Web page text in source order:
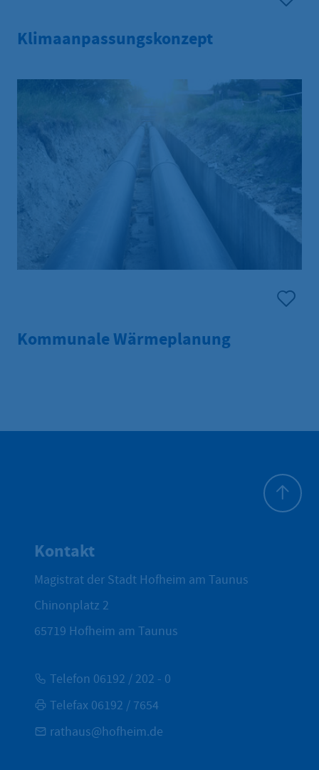
Klimaanpassungskonzept
Kommunale Wärmeplanung
Kontakt
Magistrat der Stadt Hofheim am Taunus
Chinonplatz 2
65719 Hofheim am Taunus
Telefon 06192 / 202 - 0
Telefax 06192 / 7654
rathaus@hofheim.de